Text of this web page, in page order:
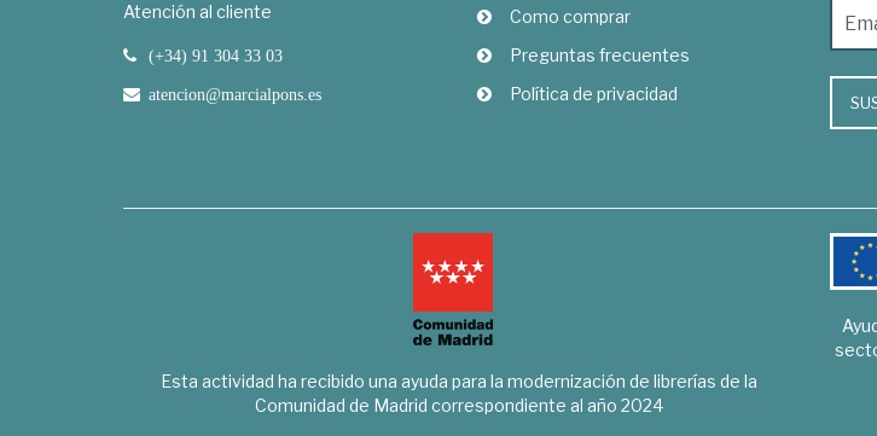
Atención al cliente
(+34) 91 304 33 03
atencion@marcialpons.es
Como comprar
Preguntas frecuentes
Política de privacidad
Esta actividad ha recibido una ayuda para la modernización de librerías de la
Comunidad de Madrid correspondiente al año 2024